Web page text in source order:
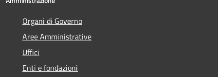
Organi di Governo
Aree Amministrative
Uffici
Enti e fondazioni